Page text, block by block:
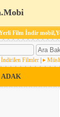
Film İndir
İndirilen Filmler